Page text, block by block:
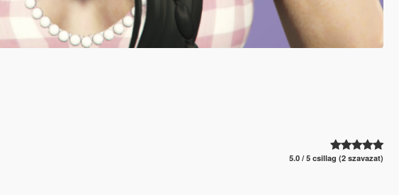
5.0 / 5 csillag (2 szavazat)